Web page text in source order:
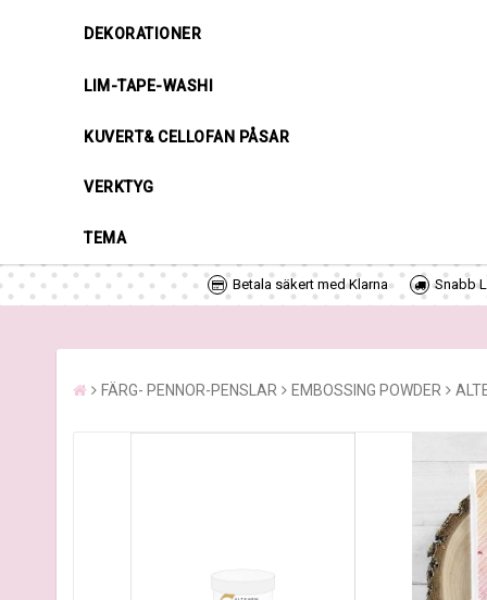
DEKORATIONER
LIM-TAPE-WASHI
KUVERT& CELLOFAN PÅSAR
VERKTYG
TEMA
Betala säkert med Klarna Snabb
FÄRG- PENNOR-PENSLAR EMBOSSING POWDER